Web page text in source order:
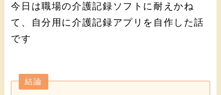
今日は職場の介護記録ソフトに耐えかね
て、自分用に介護記録アプリを自作した話
です
結論